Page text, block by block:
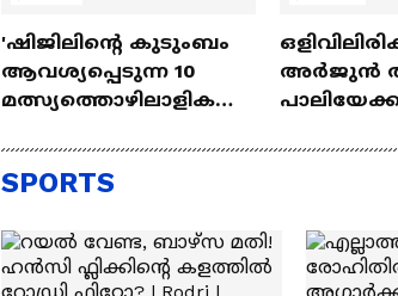
'ഷിജിലിന്റെ കുടുംബം
ആവശ്യപ്പെടുന്ന 10
മത്സ്യത്തൊഴിലാളികളെ
ഉൾപ്പെടുത്തും'
അർജുൻ
ദൃശ്യങ്ങൾ
SPORTS